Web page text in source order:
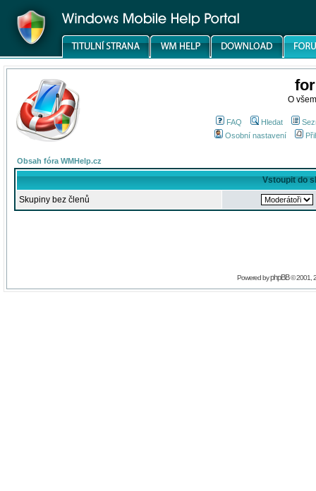
O
FAQ Hledat
Osobní nastavení
Obsah fóra WMHelp.cz
Vstoupit do
Skupiny bez členů
Powered byphpBB© 2001,